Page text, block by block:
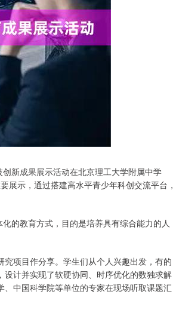
新成果展示活动在北京理工大学附属中学
展示，通过搭建高水平青少年科创交流平台，
的教育方式，目的是培养具有综合能力的人
项目作分享。学生们从个人兴趣出发，有的
计并实现了软硬协同、时序优化的数独求解
中国科学院等单位的专家在现场听取课题汇